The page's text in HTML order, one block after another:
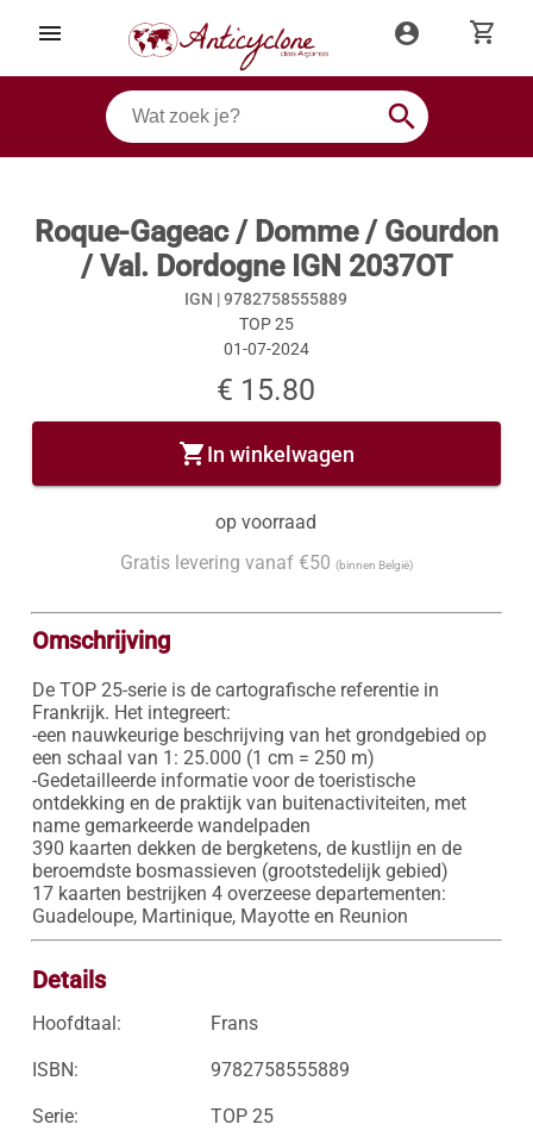
menu account_circle shopping_cart
search
Roque-Gageac / Domme / Gourdon
/ Val. Dordogne IGN 2037OT
IGN |9782758555889
TOP 25
01-07-2024
€ 15.80
shopping_cartIn winkelwagen
op voorraad
Gratis levering vanaf €50 (binnen België)
Omschrijving
De TOP 25-serie is de cartografische referentie in
Frankrijk. Het integreert:
-een nauwkeurige beschrijving van het grondgebied op
een schaal van 1: 25.000 (1 cm = 250 m)
-Gedetailleerde informatie voor de toeristische
ontdekking en de praktijk van buitenactiviteiten, met
name gemarkeerde wandelpaden
390 kaarten dekken de bergketens, de kustlijn en de
beroemdste bosmassieven (grootstedelijk gebied)
17 kaarten bestrijken 4 overzeese departementen:
Guadeloupe, Martinique, Mayotte en Reunion
Details
Hoofdtaal: Frans
ISBN: 9782758555889
Serie: TOP 25